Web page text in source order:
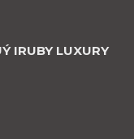
IRUBY LUXURY